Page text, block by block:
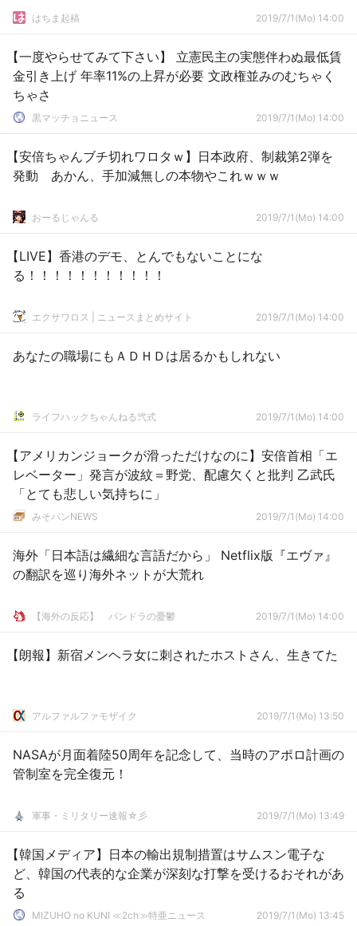
はちま起稿 2019/7/1(Mo) 14:00
【一度やらせてみて下さい】 立憲民主の実態伴わぬ最低賃
金引き上げ 年率11%の上昇が必要 文政権並みのむちゃく
ちゃさ
黒マッチョニュース 2019/7/1(Mo) 14:00
【安倍ちゃんブチ切れワロタｗ】日本政府、制裁第2弾を
発動 あかん、手加減無しの本物やこれｗｗｗ
おーるじゃんる 2019/7/1(Mo) 14:00
【LIVE】香港のデモ、とんでもないことにな
る！！！！！！！！！！！
エクサワロス | ニュースまとめサイト 2019/7/1(Mo) 14:00
あなたの職場にもＡＤＨＤは居るかもしれない
ライフハックちゃんねる弐式 2019/7/1(Mo) 14:00
【アメリカンジョークが滑っただけなのに】安倍首相「エ
レベーター」発言が波紋＝野党、配慮欠くと批判 乙武氏
「とても悲しい気持ちに」
みそパンNEWS 2019/7/1(Mo) 14:00
海外「日本語は繊細な言語だから」 Netflix版『エヴァ』
の翻訳を巡り海外ネットが大荒れ
【海外の反応】 パンドラの憂鬱 2019/7/1(Mo) 14:00
【朗報】新宿メンヘラ女に刺されたホストさん、生きてた
アルファルファモザイク 2019/7/1(Mo) 13:50
NASAが月面着陸50周年を記念して、当時のアポロ計画の
管制室を完全復元！
軍事・ミリタリー速報☆彡 2019/7/1(Mo) 13:49
【韓国メディア】日本の輸出規制措置はサムスン電子な
ど、韓国の代表的な企業が深刻な打撃を受けるおそれがあ
る
MIZUHO no KUNI ≪2ch≫特亜ニュース 2019/7/1(Mo) 13:45